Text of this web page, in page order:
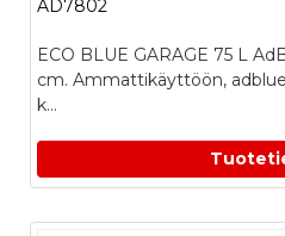
AD7802
ECO BLUE GARAGE 75 L
cm. Ammattikäyttöön,
k...